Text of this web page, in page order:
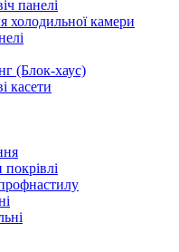
панелі
холодильної камери
(Блок-хаус)
касети